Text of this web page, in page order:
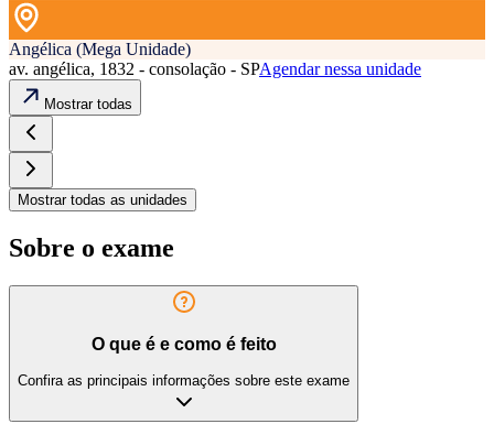
Angélica (Mega Unidade)
av. angélica, 1832 - consolação - SPAgendar nessa unidade
Mostrar todas
Mostrar todas as unidades
Sobre o exame
O que é e como é feito
Confira as principais informações sobre este exame